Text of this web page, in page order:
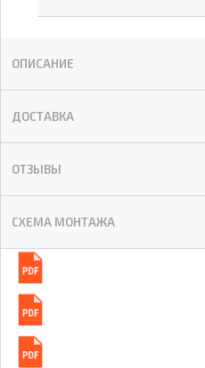
ОПИСАНИЕ
ДОСТАВКА
ОТЗЫВЫ
СХЕМА МОНТАЖА